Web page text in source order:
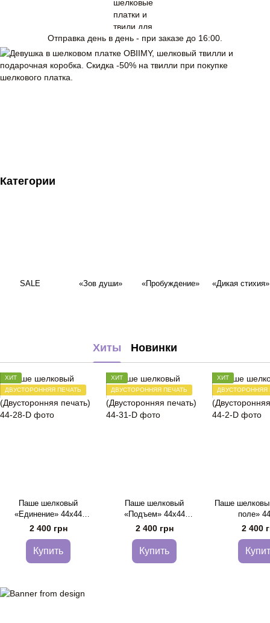
Отправка день в день - при заказе до 16:00.
Категории
SALE «Зов души» «Пробуждение» «Дикая стихия»
Хиты Новинки
ХИТ
ДВУСТОРОННЯЯ ПЕЧАТЬ
Паше шелковый
«Единение» 44х44
(Двусторонняя печать)
2 400 грн
Купить
ХИТ
ДВУСТОРОННЯЯ ПЕЧАТЬ
Паше шелковый
«Подъем» 44х44
(Двусторонняя печать)
2 400 грн
Купить
ХИТ
ДВУСТОРОННЯЯ
Паше
поле»
2 400